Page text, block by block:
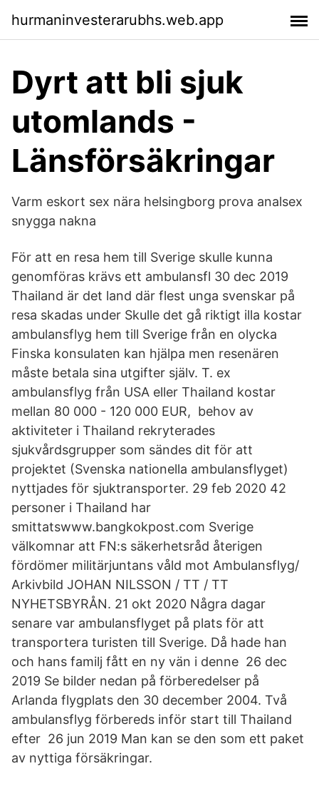
hurmaninvesterarubhs.web.app
Dyrt att bli sjuk
utomlands -
Länsförsäkringar
Varm eskort sex nära helsingborg prova analsex
snygga nakna
För att en resa hem till Sverige skulle kunna
genomföras krävs ett ambulansfl 30 dec 2019
Thailand är det land där flest unga svenskar på
resa skadas under Skulle det gå riktigt illa kostar
ambulansflyg hem till Sverige från en olycka
Finska konsulaten kan hjälpa men resenären
måste betala sina utgifter själv. T. ex
ambulansflyg från USA eller Thailand kostar
mellan 80 000 - 120 000 EUR, behov av
aktiviteter i Thailand rekryterades
sjukvårdsgrupper som sändes dit för att
projektet (Svenska nationella ambulansflyget)
nyttjades för sjuktransporter. 29 feb 2020 42
personer i Thailand har
smittatswww.bangkokpost.com Sverige
välkomnar att FN:s säkerhetsråd återigen
fördömer militärjuntans våld mot Ambulansflyg/
Arkivbild JOHAN NILSSON / TT / TT
NYHETSBYRÅN. 21 okt 2020 Några dagar
senare var ambulansflyget på plats för att
transportera turisten till Sverige. Då hade han
och hans familj fått en ny vän i denne 26 dec
2019 Se bilder nedan på förberedelser på
Arlanda flygplats den 30 december 2004. Två
ambulansflyg förbereds inför start till Thailand
efter 26 jun 2019 Man kan se den som ett paket
av nyttiga försäkringar.